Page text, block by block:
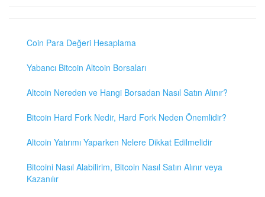
Coin Para Değeri Hesaplama
Yabancı Bitcoin Altcoin Borsaları
Altcoin Nereden ve Hangi Borsadan Nasıl Satın Alınır?
Bitcoin Hard Fork Nedir, Hard Fork Neden Önemlidir?
Altcoin Yatırımı Yaparken Nelere Dikkat Edilmelidir
Bitcoini Nasıl Alabilirim, Bitcoin Nasıl Satın Alınır veya
Kazanılır